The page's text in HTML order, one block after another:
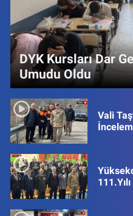
DYK Kursları Dar
Umudu Oldu
Vali